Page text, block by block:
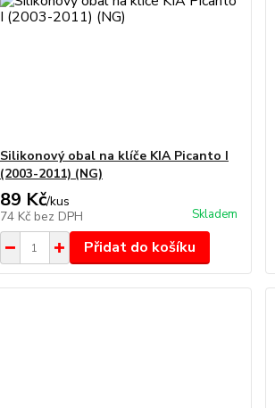
Silikonový obal na klíče KIA Picanto I
(2003-2011) (NG)
89 Kč/kus
74 Kč bez DPH Skladem
Přidat do košíku